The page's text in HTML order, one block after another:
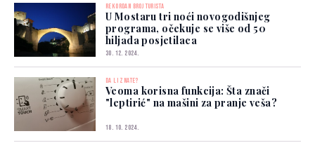
REKORDAN BROJ TURISTA
U Mostaru tri noći novogodišnjeg
programa, očekuje se više od 50
hiljada posjetilaca
30. 12. 2024.
DA LI ZNATE?
Veoma korisna funkcija: Šta znači
"leptirić" na mašini za pranje veša?
18. 10. 2024.